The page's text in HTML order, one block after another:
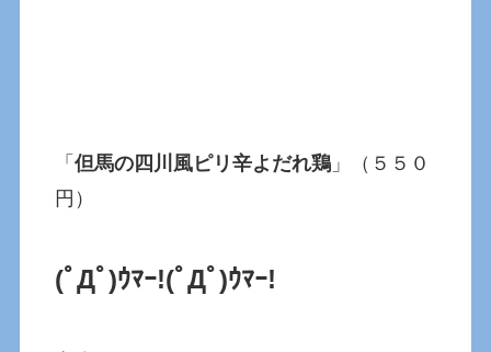
「但馬の四川風ピリ辛よだれ鶏 」（５５０
円）
(ﾟДﾟ)ｳﾏｰ!(ﾟДﾟ)ｳﾏｰ!